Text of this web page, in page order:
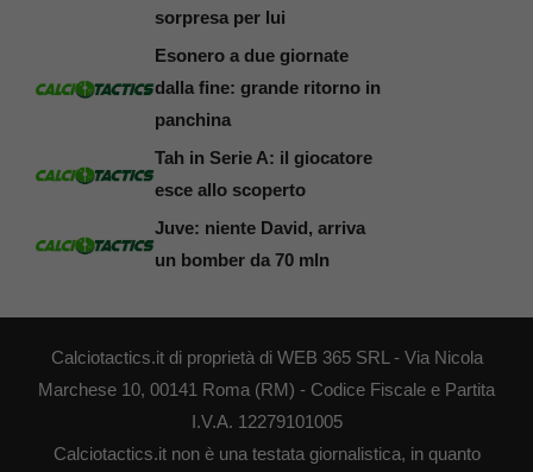
sorpresa per lui
Esonero a due giornate
dalla fine: grande ritorno in
panchina
Tah in Serie A: il giocatore
esce allo scoperto
Juve: niente David, arriva
un bomber da 70 mln
Calciotactics.it di proprietà di WEB 365 SRL - Via Nicola
Marchese 10, 00141 Roma (RM) - Codice Fiscale e Partita
I.V.A. 12279101005
Calciotactics.it non è una testata giornalistica, in quanto